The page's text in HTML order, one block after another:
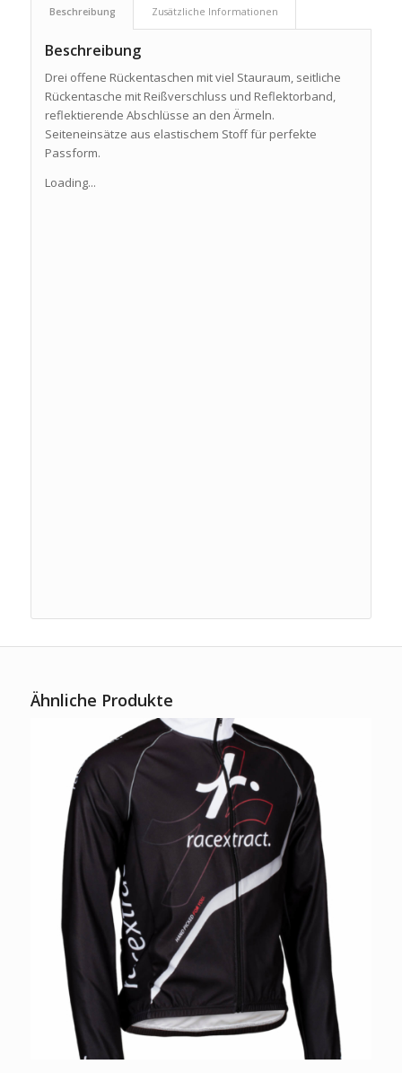
Beschreibung Zusätzliche Informationen
Beschreibung
Drei offene Rückentaschen mit viel Stauraum, seitliche
Rückentasche mit Reißverschluss und Reflektorband,
reflektierende Abschlüsse an den Ärmeln.
Seiteneinsätze aus elastischem Stoff für perfekte
Passform.
Loading...
Ähnliche Produkte